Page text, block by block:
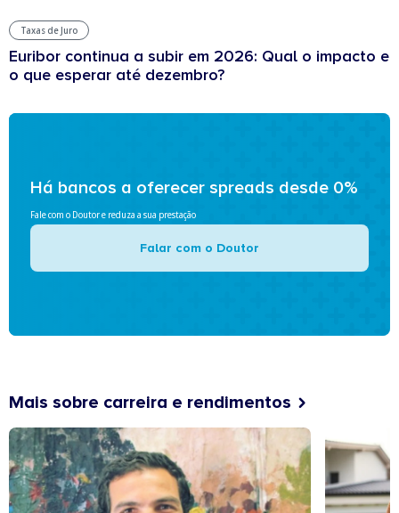
Taxas de Juro
Euribor continua a subir em 2026: Qual o impacto e
o que esperar até dezembro?
Há bancos a oferecer spreads desde 0%
Fale com o Doutor e reduza a sua prestação
Falar com o Doutor
Mais sobre carreira e rendimentos